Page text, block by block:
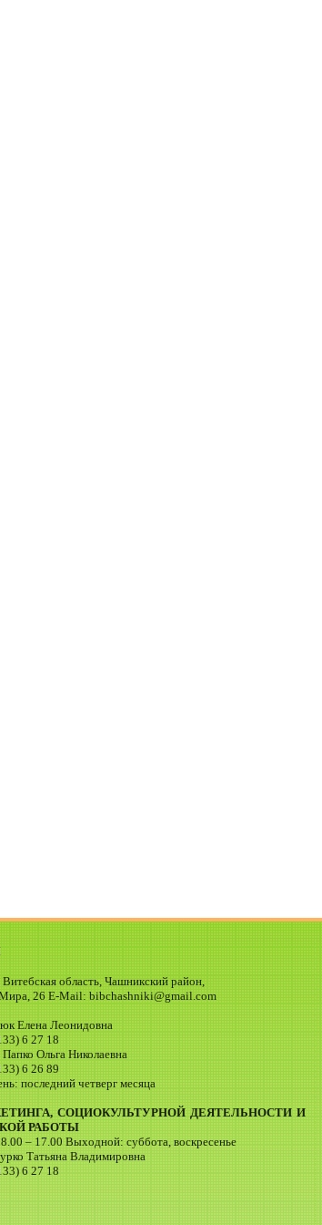
область, Чашникский район,
26 E-Mail: bibchashniki@gmail.com
Елена Леонидовна
6 27 18
Ольга Николаевна
6 26 89
последний четверг месяца
СОЦИОКУЛЬТУРНОЙ ДЕЯТЕЛЬНОСТИ И
РАБОТЫ
– 17.00 Выходной: суббота, воскресенье
Татьяна Владимировна
6 27 18